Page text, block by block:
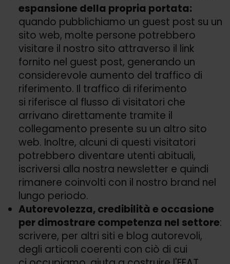
espansione della propria portata:
quando pubblichiamo un guest post su un
sito web, molte persone potrebbero
visitare il nostro sito attraverso il link
fornito nel guest post, generando un
considerevole aumento del traffico di
riferimento. Il traffico di riferimento
si riferisce al flusso di visitatori che
arrivano direttamente tramite il
collegamento presente su un altro sito
web. Inoltre, alcuni di questi visitatori
potrebbero diventare utenti abituali,
iscriversi alla nostra newsletter e quindi
rimanere coinvolti con il nostro brand nel
lungo periodo.
Autorevolezza, credibilità e occasione
per dimostrare competenza nel settore:
scrivere, per altri siti e blog autorevoli,
degli articoli coerenti con ciò di cui